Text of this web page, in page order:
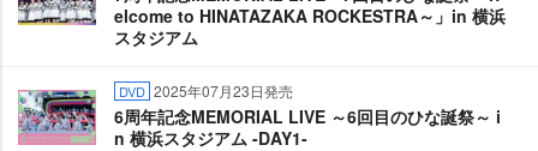
elcome to HINATAZAKA ROCKESTRA～」in 横浜
スタジアム
DVD 2025年07月23日発売
6周年記念MEMORIAL LIVE ～6回目のひな誕祭～ i
n 横浜スタジアム -DAY1-